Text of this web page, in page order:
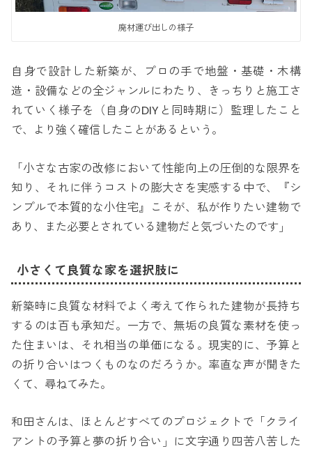
廃材運び出しの様子
自身で設計した新築が、プロの手で地盤・基礎・木構
造・設備などの全ジャンルにわたり、きっちりと施工さ
れていく様子を（自身のDIYと同時期に）監理したこと
で、より強く確信したことがあるという。
「小さな古家の改修において性能向上の圧倒的な限界を
知り、それに伴うコストの膨大さを実感する中で、『シ
ンプルで本質的な小住宅』こそが、私が作りたい建物で
あり、また必要とされている建物だと気づいたのです」
小さくて良質な家を選択肢に
新築時に良質な材料でよく考えて作られた建物が長持ち
するのは百も承知だ。一方で、無垢の良質な素材を使っ
た住まいは、それ相当の単価になる。現実的に、予算と
の折り合いはつくものなのだろうか。率直な声が聞きた
くて、尋ねてみた。
和田さんは、ほとんどすべてのプロジェクトで「クライ
アントの予算と夢の折り合い」に文字通り四苦八苦した